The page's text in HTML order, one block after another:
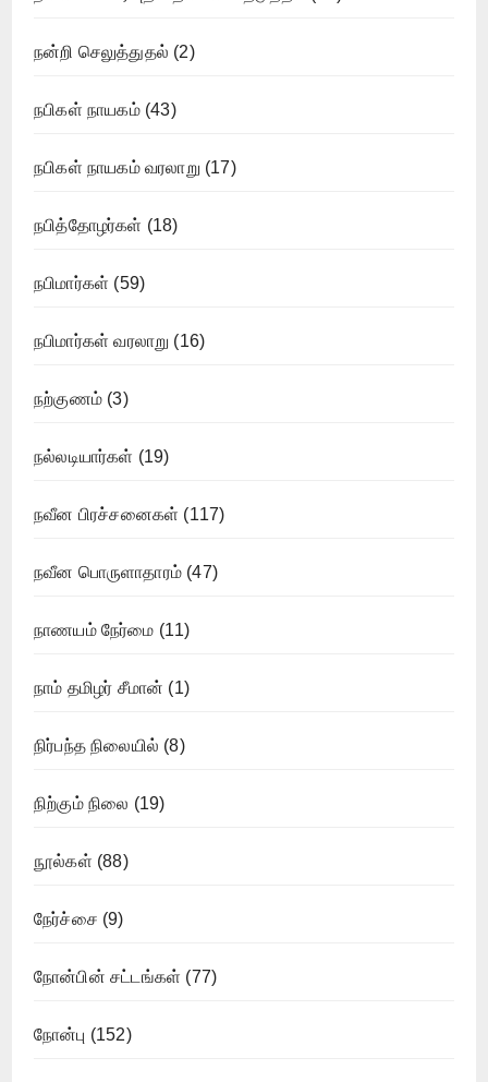
நன்றி செலுத்துதல் (2)
நபிகள் நாயகம்(43)
நபிகள் நாயகம் வரலாறு (17)
நபித்தோழர்கள் (18)
நபிமார்கள் (59)
நபிமார்கள் வரலாறு (16)
நற்குணம் (3)
நல்லடியார்கள் (19)
நவீன பிரச்சனைகள் (117)
நவீன பொருளாதாரம் (47)
நாணயம் நேர்மை (11)
நாம் தமிழர் சீமான் (1)
நிர்பந்த நிலையில் (8)
நிற்கும் நிலை (19)
நூல்கள் (88)
நேர்ச்சை (9)
நோன்பின் சட்டங்கள் (77)
நோன்பு (152)